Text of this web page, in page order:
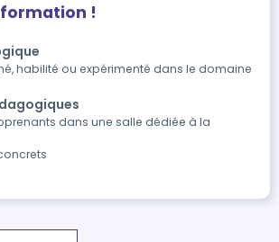
formation !
habilité ou expérimenté dans le domaine
dans une salle dédiée à la